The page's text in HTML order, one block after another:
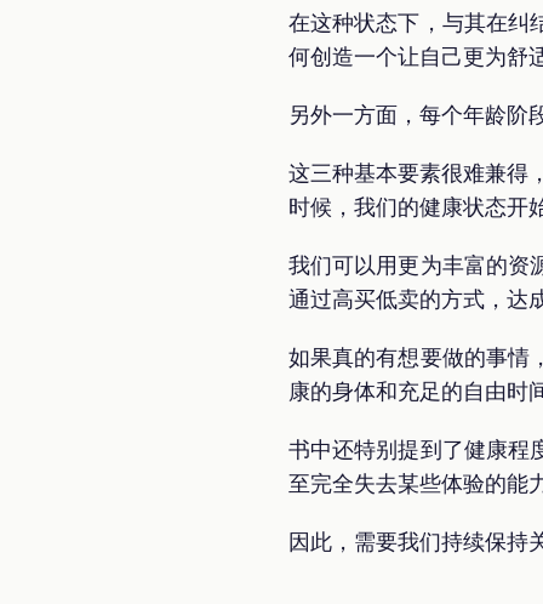
在这种状态下，与其在纠
何创造一个让自己更为舒
另外一方面，每个年龄阶
这三种基本要素很难兼得
时候，我们的健康状态开
我们可以用更为丰富的资
通过高买低卖的方式，达
如果真的有想要做的事情
康的身体和充足的自由时
书中还特别提到了健康程
至完全失去某些体验的能
因此，需要我们持续保持